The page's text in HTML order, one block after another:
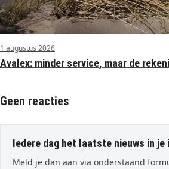
1 augustus 2026
Avalex: minder service, maar de
Geen reacties
Iedere dag het laatste nieuws in je
Meld je dan aan via onderstaand